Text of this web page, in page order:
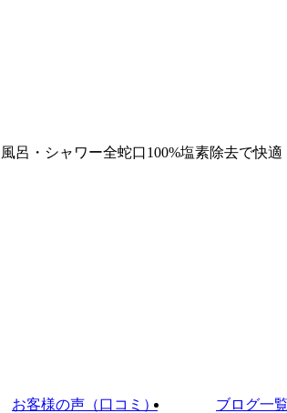
呂・シャワー全蛇口100%塩素除去で快適
お客様の声（口コミ）
ブログ一覧